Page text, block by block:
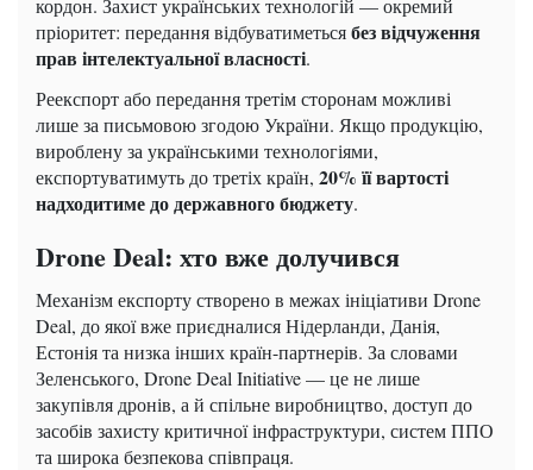
пріоритет: передання відбуватиметьсябез відчуження
прав інтелектуальної власності.
Реекспорт або передання третім сторонам можливі
лише за письмовою згодою України. Якщо продукцію,
вироблену за українськими технологіями,
експортуватимуть до третіх країн, 20% її вартості
надходитиме до державного бюджету.
Drone Deal: хто вже долучився
Механізм експорту створено в межах ініціативи Drone
Deal, до якої вже приєдналися Нідерланди, Данія,
Естонія та низка інших країн-партнерів. За словами
Зеленського, Drone Deal Initiative — це не лише
закупівля дронів, а й спільне виробництво, доступ до
засобів захисту критичної інфраструктури, систем ППО
та широка безпекова співпраця.